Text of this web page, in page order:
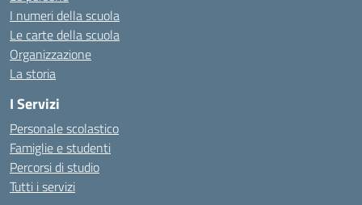
I numeri della scuola
Le carte della scuola
Organizzazione
La storia
I Servizi
Personale scolastico
Famiglie e studenti
Percorsi di studio
Tutti i servizi